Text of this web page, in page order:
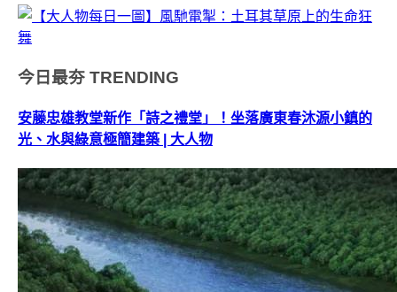
今日最夯 TRENDING
安藤忠雄教堂新作「詩之禮堂」！坐落廣東春沐源小鎮的
光、水與綠意極簡建築 | 大人物